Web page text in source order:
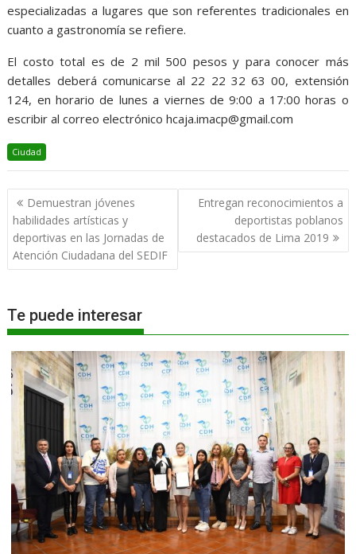
especializadas a lugares que son referentes tradicionales en
cuanto a gastronomía se refiere.
El costo total es de 2 mil 500 pesos y para conocer más
detalles deberá comunicarse al 22 22 32 63 00, extensión
124, en horario de lunes a viernes de 9:00 a 17:00 horas o
escribir al correo electrónico hcaja.imacp@gmail.com
Ciudad
Navegación
de
entradas
Demuestran jóvenes
habilidades artísticas y
deportivas en las Jornadas de
Atención Ciudadana del SEDIF
Entregan reconocimientos a
deportistas poblanos
destacados de Lima 2019
Te puede interesar